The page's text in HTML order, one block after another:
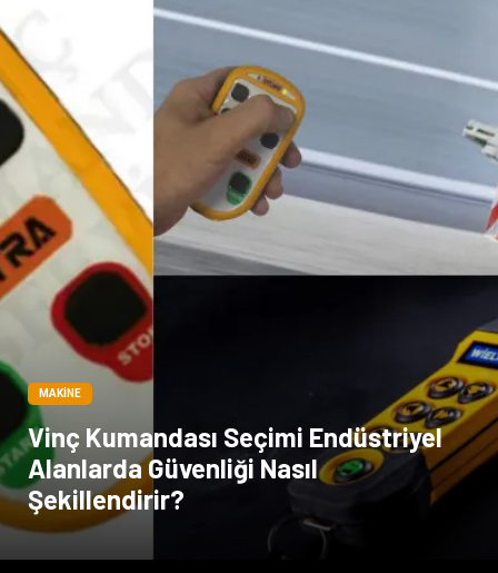
MAKINE
Vinç Kumandası Seçimi Endüstriyel
Alanlarda Güvenliği Nasıl
Şekillendirir?